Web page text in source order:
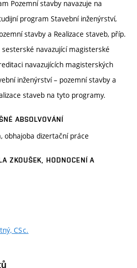
Pozemní stavby navazuje na
program Stavební inženýrství,
stavby a Realizace staveb, příp.
navazující magisterské
navazujících magisterských
inženýrství – pozemní stavby a
staveb na tyto programy.
ABSOLVOVÁNÍ
obhajoba dizertační práce
ZKOUŠEK, HODNOCENÍ A
CSc.